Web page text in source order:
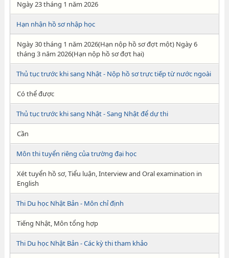
Ngày 23 tháng 1 năm 2026
Hạn nhận hồ sơ nhập học
Ngày 30 tháng 1 năm 2026(Hạn nộp hồ sơ đợt một) Ngày 6
tháng 3 năm 2026(Hạn nộp hồ sơ đợt hai)
Thủ tục trước khi sang Nhật - Nộp hồ sơ trực tiếp từ nước ngoài
Có thể được
Thủ tục trước khi sang Nhật - Sang Nhật để dự thi
Cần
Môn thi tuyển riêng của trường đại học
Xét tuyển hồ sơ, Tiểu luận, Interview and Oral examination in
English
Thi Du học Nhật Bản - Môn chỉ định
Tiếng Nhật, Môn tổng hợp
Thi Du học Nhật Bản - Các kỳ thi tham khảo